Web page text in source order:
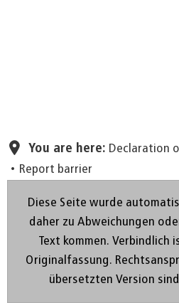
You are here: Declaration
Report barrier
Diese Seite wurde
daher zu Abweichungen
Text kommen. Verbindlich
Originalfassung.
übersetzten Version